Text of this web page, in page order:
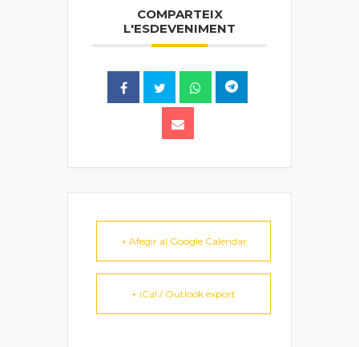
COMPARTEIX
L'ESDEVENIMENT
+ Afegir al Google Calendar
+ iCal / Outlook export